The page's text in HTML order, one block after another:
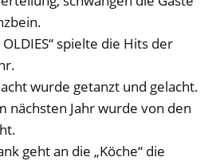
OLDIES“ spielte die Hits der
wurde getanzt und gelacht.
nächsten Jahr wurde von den
geht an die „Köche“ die